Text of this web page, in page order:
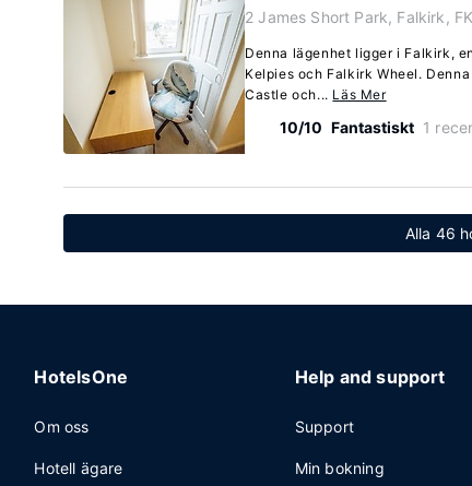
2 James Short Park, Falkirk,
Denna lägenhet ligger i Falkirk,
Kelpies och Falkirk Wheel.
Castle och... Läs Mer
10/10 Fantastiskt 1
Alla 46
HotelsOne
Om oss
Hotell ägare
Help and support
Support
Min bokning